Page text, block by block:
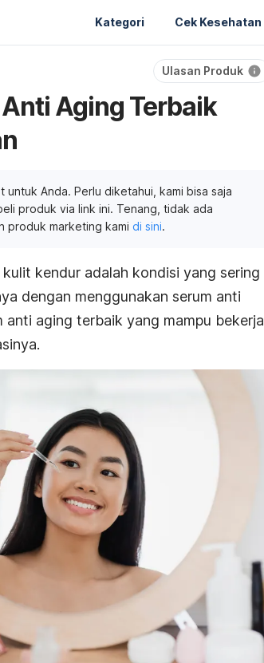
Kategori Cek Kesehatan
Ulasan Produk
Aging Terbaik
Anda. Perlu diketahui, kami bisa saja
produk via link ini. Tenang, tidak ada
produk marketing kami di sini.
kendur adalah kondisi yang sering
dengan menggunakan serum anti
anti aging terbaik yang mampu bekerja